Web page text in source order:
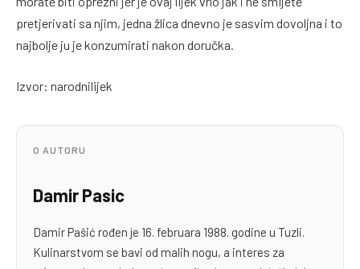
pretjerivati sa njim, jedna žlica dnevno je sasvim dovoljna i to
najbolje ju je konzumirati nakon doručka.
Izvor: narodnilijek
O AUTORU
Damir Pasic
Damir Pašić rođen je 16. februara 1988. godine u Tuzli.
Kulinarstvom se bavi od malih nogu, a interes za